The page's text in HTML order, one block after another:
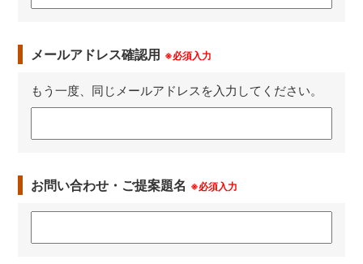
メールアドレス確認用 ※必須入力
もう一度、同じメールアドレスを入力してください。
お問い合わせ・ご提案題名 ※必須入力